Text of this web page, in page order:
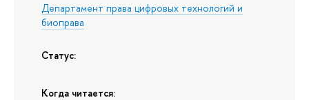
Департамент права цифровых технологий и
биоправа
Статус:
Когда читается: